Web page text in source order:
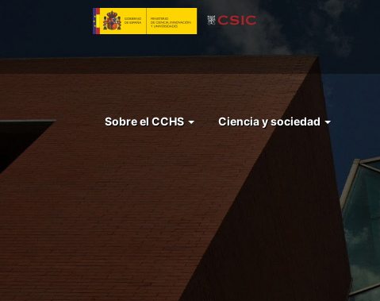
principal
Menu
Sobre el CCHS Ciencia y sociedad